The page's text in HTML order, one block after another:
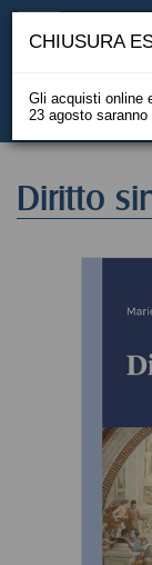
Diritto
CHIUSURA
Gli acquisti online
23 agosto